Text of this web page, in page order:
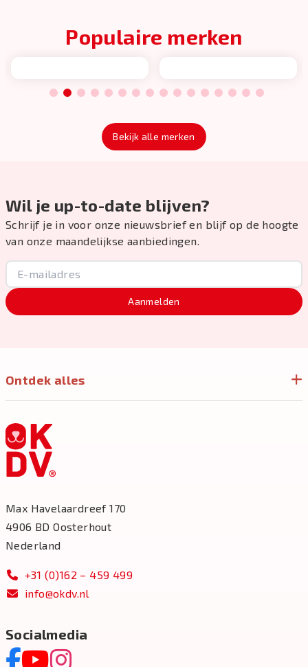
Populaire merken
1 2 3 4 5 6 7 8 9 10 11 12 13 14 15 16
Bekijk alle merken
Wil je up-to-date blijven?
Schrijf je in voor onze nieuwsbrief en blijf op de hoogte
van onze maandelijkse aanbiedingen.
Aanmelden
Ontdek alles
Max Havelaardreef 170
4906 BD Oosterhout
Nederland
+31 (0)162 – 459 499
info@okdv.nl
Socialmedia